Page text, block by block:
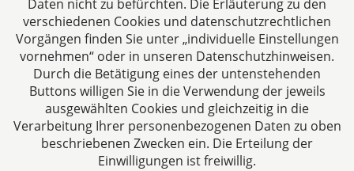
Corporate 09.10.2025
Miteigentum an einer
Ferienimmobilie: Wie wird es auch
rechtlich sorglos?
Daten nicht zu befürchten. Die Erläuterung zu den
verschiedenen Cookies und datenschutzrechtlichen
Vorgängen finden Sie unter „individuelle Einstellungen
vornehmen“ oder in unseren Datenschutzhinweisen.
Durch die Betätigung eines der untenstehenden
Buttons willigen Sie in die Verwendung der jeweils
ausgewählten Cookies und gleichzeitig in die
Verarbeitung Ihrer personenbezogenen Daten zu oben
beschriebenen Zwecken ein. Die Erteilung der
Einwilligungen ist freiwillig.